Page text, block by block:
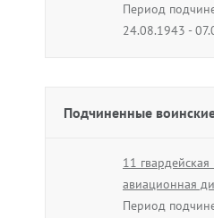
Период
24.08.1943 -
Подчиненные
11 гвардейская
авиационная
Период